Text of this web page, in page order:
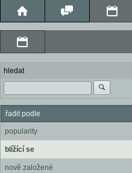
hledat
řadit podle
popularity
blížící se
nově založené